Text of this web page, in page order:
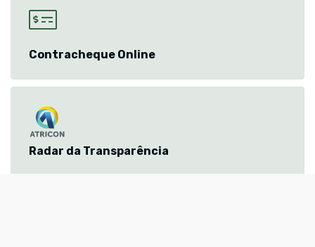
Contracheque Online
Radar da Transparência